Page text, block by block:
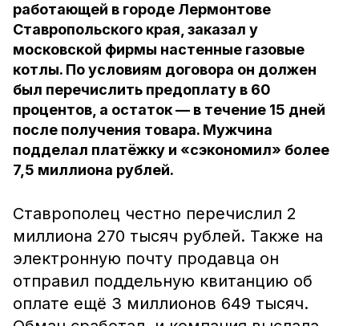
работающей в городе Лермонтове
Ставропольского края, заказал у
московской фирмы настенные газовые
котлы. По условиям договора он должен
был перечислить предоплату в 60
процентов, а остаток — в течение 15 дней
после получения товара. Мужчина
подделал платёжку и «сэкономил» более
7,5 миллиона рублей.
Ставрополец честно перечислил 2
миллиона 270 тысяч рублей. Также на
электронную почту продавца он
отправил поддельную квитанцию об
оплате ещё 3 миллионов 649 тысяч.